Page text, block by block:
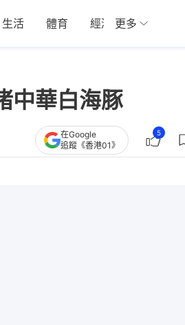
生活 體育 經濟 01深圳
更多
中華白海豚
在Google
追蹤《香港01》
5